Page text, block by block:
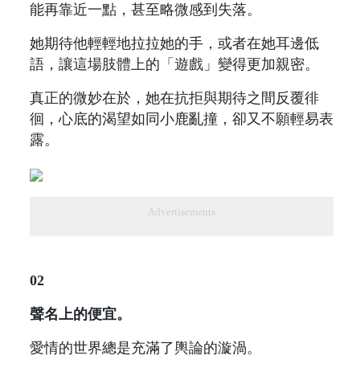
能再靠近一點，甚至略微感到失落。
她期待他輕輕地拉拉她的手，或者在她耳邊低
語，讓這場肢體上的「遊戲」變得更加親密。
真正的微妙在於，她在抗拒與期待之間反覆徘
徊，心底的渴望如同小鹿亂撞，卻又不願輕易表
露。
Advertisements
02
聲名上的便宜。
愛情的世界總是充滿了輿論的漩渦。